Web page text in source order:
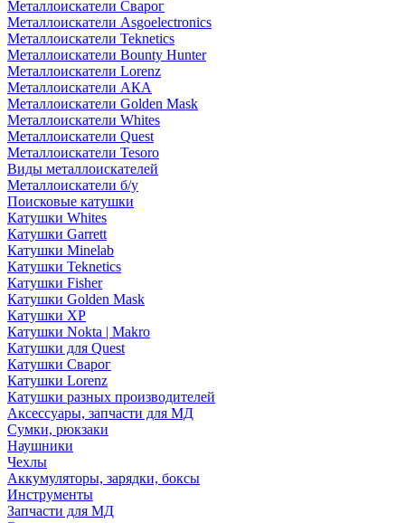
Металлоискатели Сварог
Металлоискатели Asgoelectronics
Металлоискатели Teknetics
Металлоискатели Bounty Hunter
Металлоискатели Lorenz
Металлоискатели АКА
Металлоискатели Golden Mask
Металлоискатели Whites
Металлоискатели Quest
Металлоискатели Tesoro
Виды металлоискателей
Металлоискатели б/у
Поисковые катушки
Катушки Whites
Катушки Garrett
Катушки Minelab
Катушки Teknetics
Катушки Fisher
Катушки Golden Mask
Катушки XP
Катушки Nokta | Makro
Катушки для Quest
Катушки Сварог
Катушки Lorenz
Катушки разных производителей
Аксессуары, запчасти для МД
Сумки, рюкзаки
Наушники
Чехлы
Аккумуляторы, зарядки, боксы
Инструменты
Запчасти для МД